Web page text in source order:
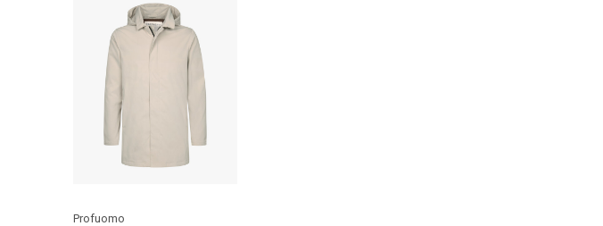
Profuomo